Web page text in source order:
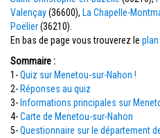
Valençay(36600), La Chapelle-
Poëlier(36210).
En bas de page vous trouverez le
Sommaire :
1-Quiz sur Menetou-sur-Nahon !
2- Réponses au quiz
3- Informations principales sur
4-Carte de Menetou-sur-Nahon
5-Questionnaire sur le département